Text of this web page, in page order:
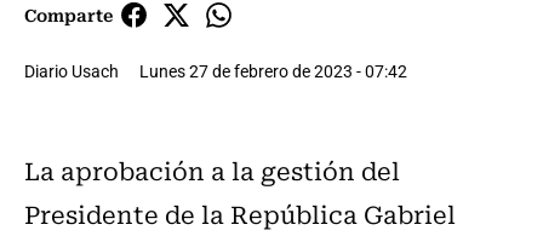
Comparte
Diario Usach Lunes 27 de febrero de 2023 - 07:42
La aprobación a la gestión del
Presidente de la República Gabriel